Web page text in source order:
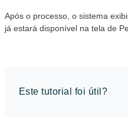
Após o processo, o sistema
já estará disponível na tela de
Este tutorial foi útil?